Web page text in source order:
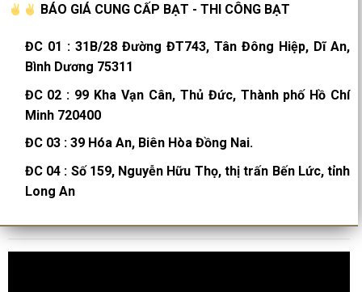
BÁO GIÁ CUNG CẤP BẠT - THI CÔNG BẠT
ĐC 01 :31B/28 Đường ĐT743, Tân Đông Hiệp, Dĩ An,
Bình Dương 75311
ĐC 02 : 99 Kha Vạn Cân, Thủ Đức, Thành phố Hồ Chí
Minh 720400
ĐC 03 :39 Hóa An, Biên Hòa Đồng Nai.
ĐC 04 : Số 159, Nguyễn Hữu Thọ, thị trấn Bến Lức, tỉnh
Long An